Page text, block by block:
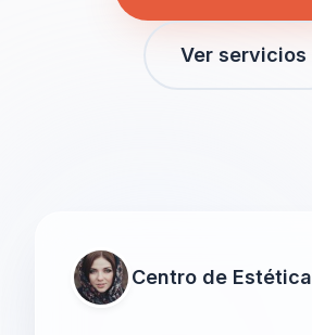
Ver servicios
Centro de Estética